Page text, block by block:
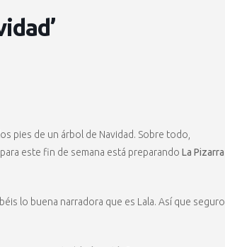
pies de un árbol de Navidad. Sobre todo,
este fin de semana está preparando La Pizarra
lo buena narradora que es Lala. Así que seguro